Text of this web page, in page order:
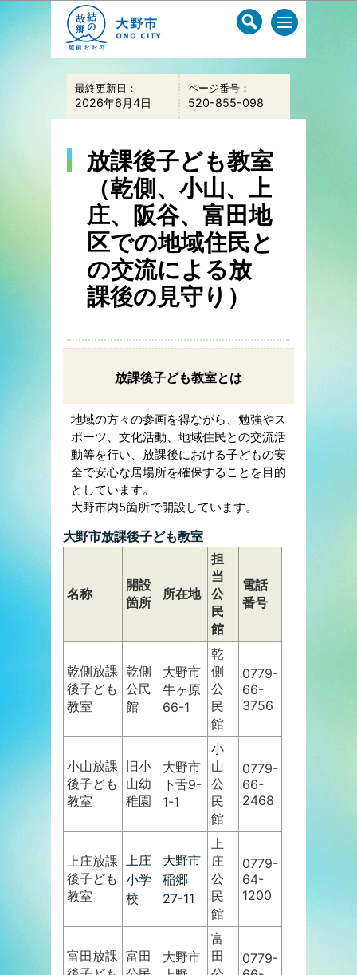
このページの本文へ移動
最終更新日：
2026年6月4日
ページ番号：
520-855-098
放課後子ども教室
（乾側、小山、上
庄、阪谷、富田地
区での地域住民と
の交流による放
課後の見守り）
放課後子ども教室とは
地域の方々の参画を得ながら、勉強やス
ポーツ、文化活動、地域住民との交流活
動等を行い、放課後における子どもの安
全で安心な居場所を確保することを目的
としています。
大野市内5箇所で開設しています。
大野市放課後子ども教室
名称
開設
箇所
所在地
担
当
公
民
館
電話
番号
乾側放課
後子ども
教室
乾側
公民
館
大野市
牛ヶ原
66-1
乾
側
公
民
館
0779-
66-
3756
小山放課
後子ども
教室
旧小
山幼
稚園
大野市
下舌9-
1-1
小
山
公
民
館
0779-
66-
2468
上庄放課
後子ども
教室
上庄
小学
校
大野市
稲郷
27-11
上
庄
公
民
館
0779-
64-
1200
富田放課 富田
大野市
富
田
0779-